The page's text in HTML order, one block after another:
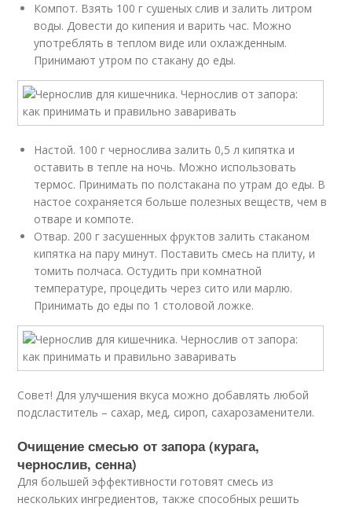
Компот. Взять 100 г сушеных слив и залить литром
воды. Довести до кипения и варить час. Можно
употреблять в теплом виде или охлажденным.
Принимают утром по стакану до еды.
Настой. 100 г чернослива залить 0,5 л кипятка и
оставить в тепле на ночь. Можно использовать
термос. Принимать по полстакана по утрам до еды. В
настое сохраняется больше полезных веществ, чем в
отваре и компоте.
Отвар. 200 г засушенных фруктов залить стаканом
кипятка на пару минут. Поставить смесь на плиту, и
томить полчаса. Остудить при комнатной
температуре, процедить через сито или марлю.
Принимать до еды по 1 столовой ложке.
Совет! Для улучшения вкуса можно добавлять любой
подсластитель – сахар, мед, сироп, сахарозаменители.
Очищение смесью от запора (курага,
чернослив, сенна)
Для большей эффективности готовят смесь из
нескольких ингредиентов, также способных решить